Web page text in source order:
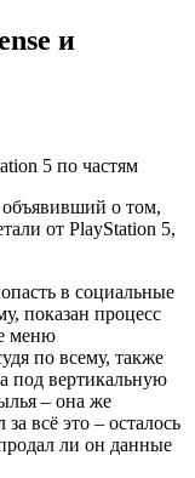
и
о том,
от PlayStation 5,
в социальные
показан процесс
меню
по всему, также
под вертикальную
– она же
всё это – осталось
ли он данные